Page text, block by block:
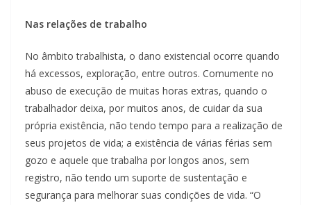
Nas relações de trabalho
No âmbito trabalhista, o dano existencial ocorre quando
há excessos, exploração, entre outros. Comumente no
abuso de execução de muitas horas extras, quando o
trabalhador deixa, por muitos anos, de cuidar da sua
própria existência, não tendo tempo para a realização de
seus projetos de vida; a existência de várias férias sem
gozo e aquele que trabalha por longos anos, sem
registro, não tendo um suporte de sustentação e
segurança para melhorar suas condições de vida. “O